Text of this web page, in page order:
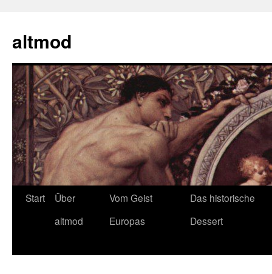
springen
altmod
Start
Über
altmod
Vom Geist
Europas
Das historische
Dessert